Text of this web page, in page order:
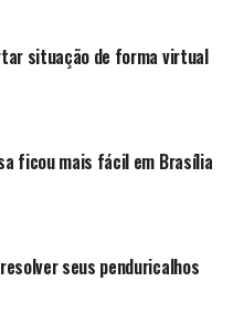
situação de forma virtual
ficou mais fácil em Brasília
seus penduricalhos